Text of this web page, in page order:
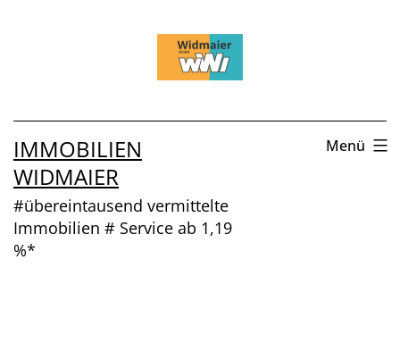
IMMOBILIEN
WIDMAIER
#übereintausend vermittelte
Immobilien # Service ab 1,19
%*
Menü